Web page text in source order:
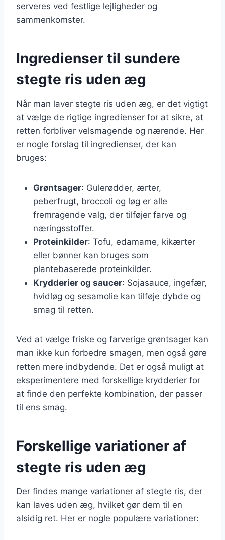
serveres ved festlige lejligheder og
sammenkomster.
Ingredienser til sundere
stegte ris uden æg
Når man laver stegte ris uden æg, er det vigtigt
at vælge de rigtige ingredienser for at sikre, at
retten forbliver velsmagende og nærende. Her
er nogle forslag til ingredienser, der kan
bruges:
Grøntsager: Gulerødder, ærter,
peberfrugt, broccoli og løg er alle
fremragende valg, der tilføjer farve og
næringsstoffer.
Proteinkilder: Tofu, edamame, kikærter
eller bønner kan bruges som
plantebaserede proteinkilder.
Krydderier og saucer: Sojasauce, ingefær,
hvidløg og sesamolie kan tilføje dybde og
smag til retten.
Ved at vælge friske og farverige grøntsager kan
man ikke kun forbedre smagen, men også gøre
retten mere indbydende. Det er også muligt at
eksperimentere med forskellige krydderier for
at finde den perfekte kombination, der passer
til ens smag.
Forskellige variationer af
stegte ris uden æg
Der findes mange variationer af stegte ris, der
kan laves uden æg, hvilket gør dem til en
alsidig ret. Her er nogle populære variationer: